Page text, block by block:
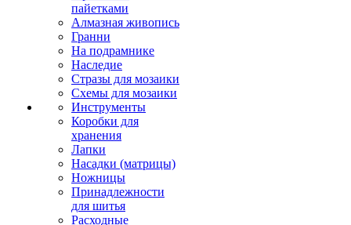
пайетками
Алмазная живопись
Гранни
На подрамнике
Наследие
Стразы для мозаики
Схемы для мозаики
Инструменты
Коробки для
хранения
Лапки
Насадки (матрицы)
Ножницы
Принадлежности
для шитья
Расходные